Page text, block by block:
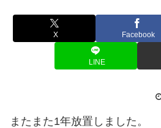
X Facebook
LINE
またまた1年放置しました。